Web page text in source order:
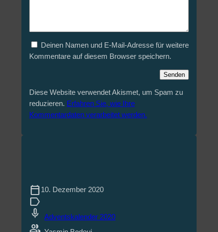
Deinen Namen und E-Mail-Adresse für weitere
Kommentare auf diesem Browser speichern.
Diese Website verwendet Akismet, um Spam zu
reduzieren. Erfahren Sie, wie Ihre
Kommentardaten verarbeitet werden.
calendar_today 10. Dezember 2020
label
mic
Adventskalender 2020
group